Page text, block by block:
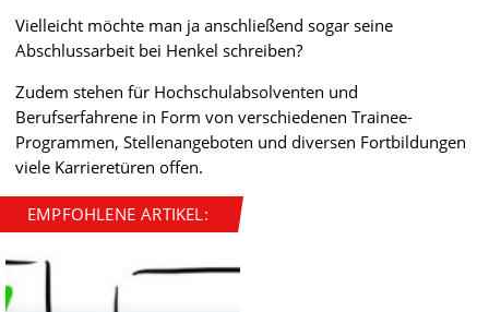
Vielleicht möchte man ja anschließend sogar seine
Abschlussarbeit bei Henkel schreiben?
Zudem stehen für Hochschulabsolventen und
Berufserfahrene in Form von verschiedenen Trainee-
Programmen, Stellenangeboten und diversen Fortbildungen
viele Karrieretüren offen.
EMPFOHLENE ARTIKEL: